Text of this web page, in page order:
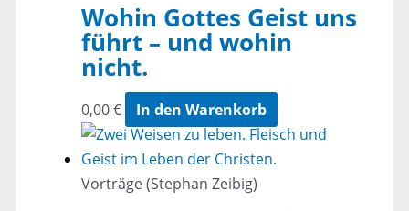
Wohin Gottes Geist uns
führt – und wohin
nicht.
0,00€ In den Warenkorb
Vorträge (Stephan Zeibig)